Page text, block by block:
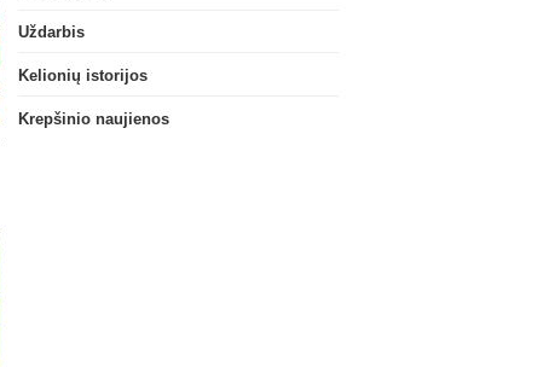
Uždarbis
Kelionių istorijos
Krepšinio naujienos